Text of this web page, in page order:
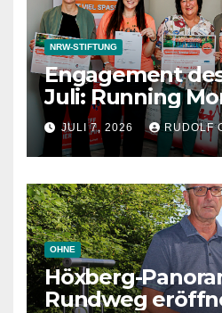
NRW-STIFTUNG
Engagement
Juli: Running
JULI 7, 2026 RUDOLF
OHNE
Höxberg-
Rundweg